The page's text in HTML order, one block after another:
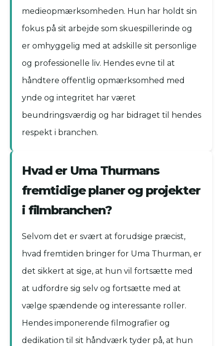
medieopmærksomheden. Hun har holdt sin
fokus på sit arbejde som skuespillerinde og
er omhyggelig med at adskille sit personlige
og professionelle liv. Hendes evne til at
håndtere offentlig opmærksomhed med
ynde og integritet har været
beundringsværdig og har bidraget til hendes
respekt i branchen.
Hvad er Uma Thurmans
fremtidige planer og projekter
i filmbranchen?
Selvom det er svært at forudsige præcist,
hvad fremtiden bringer for Uma Thurman, er
det sikkert at sige, at hun vil fortsætte med
at udfordre sig selv og fortsætte med at
vælge spændende og interessante roller.
Hendes imponerende filmografier og
dedikation til sit håndværk tyder på, at hun